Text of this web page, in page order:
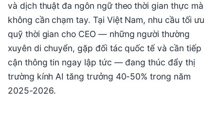
và dịch thuật đa ngôn ngữ theo thời gian thực mà
không cần chạm tay. Tại Việt Nam, nhu cầu tối ưu
quỹ thời gian cho CEO — những người thường
xuyên di chuyển, gặp đối tác quốc tế và cần tiếp
cận thông tin ngay lập tức — đang thúc đẩy thị
trường kính AI tăng trưởng 40-50% trong năm
2025-2026.